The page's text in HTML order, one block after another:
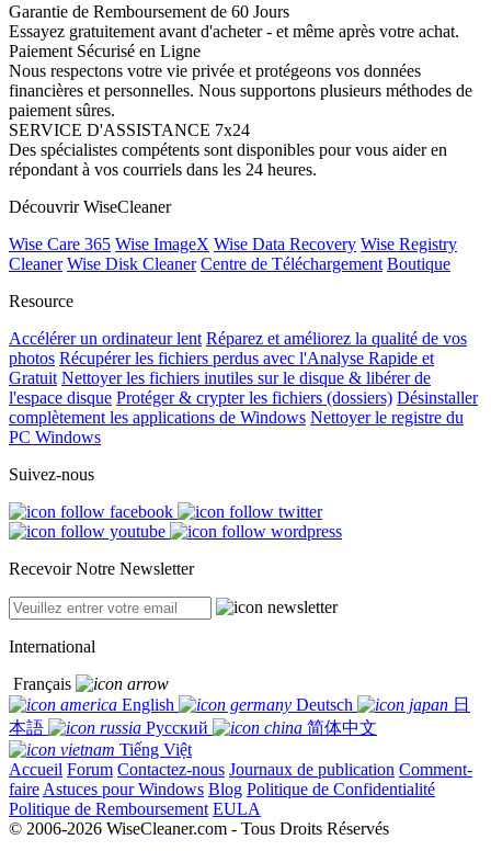
Garantie de Remboursement de 60 Jours
Essayez gratuitement avant d'acheter - et même après votre achat.
Paiement Sécurisé en Ligne
Nous respectons votre vie privée et protégeons vos données
financières et personnelles. Nous supportons plusieurs méthodes de
paiement sûres.
SERVICE D'ASSISTANCE 7x24
Des spécialistes compétents sont disponibles pour vous aider en
répondant à vos courriels dans les 24 heures.
Découvrir WiseCleaner
Wise Care 365 Wise ImageX Wise Data Recovery Wise Registry
Cleaner Wise Disk Cleaner Centre de Téléchargement Boutique
Resource
Accélérer un ordinateur lent Réparez et améliorez la qualité de vos
photos Récupérer les fichiers perdus avec l'Analyse Rapide et
Gratuit Nettoyer les fichiers inutiles sur le disque & libérer de
l'espace disque Protéger & crypter les fichiers (dossiers) Désinstaller
complètement les applications de Windows Nettoyer le registre du
PC Windows
Suivez-nous
Recevoir Notre Newsletter
International
Français
English
Deutsch
日
本語
Русский
简体中文
Tiếng Việt
Accueil Forum Contactez-nous Journaux de publication Comment-
faire Astuces pour Windows Blog Politique de Confidentialité
Politique de Remboursement EULA
© 2006-2026 WiseCleaner.com - Tous Droits Réservés